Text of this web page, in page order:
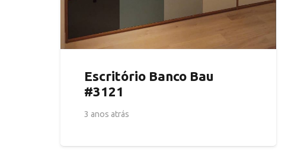
Escritório Banco Bau
#3121
3 anos atrás